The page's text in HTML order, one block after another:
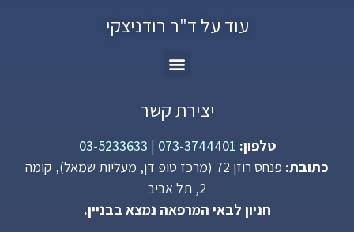
עוד על ד"ר רודניצקי
יצירת קשר
טלפון: 073-3744401
|
03-5233633
כתובת:
פנחס רוזן 72 (מרכז טופ דן, מעליות שמאל), קומה
2, תל אביב
חניון לבאי המרפאה נמצא בבניין.